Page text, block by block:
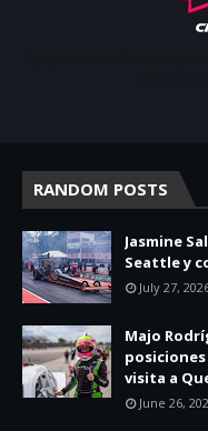
RANDOM POSTS
Jasmine
Seattle y
July 27,
Majo
visita a
June 26,